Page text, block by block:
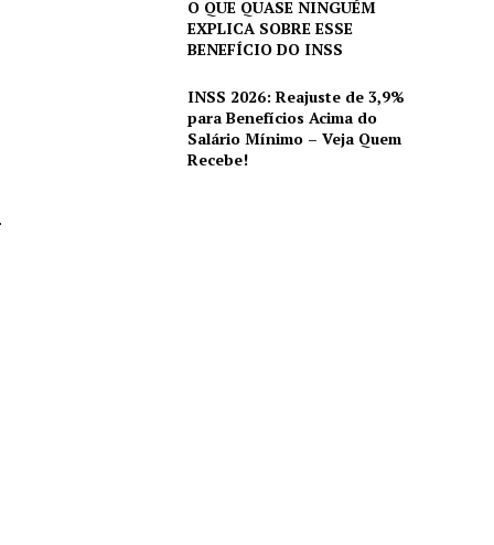
O QUE QUASE NINGUÉM
EXPLICA SOBRE ESSE
BENEFÍCIO DO INSS
INSS 2026: Reajuste de 3,9%
para Benefícios Acima do
Salário Mínimo – Veja Quem
Recebe!